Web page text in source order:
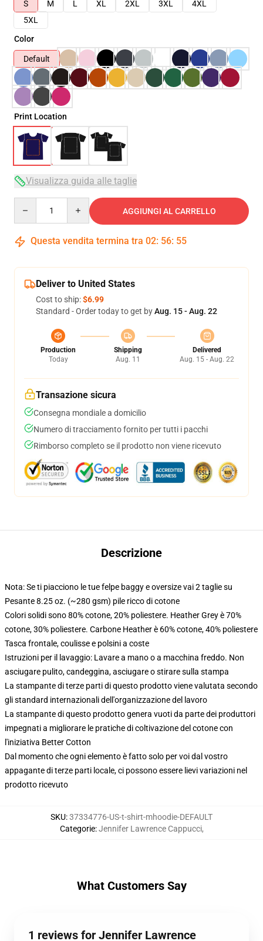
S
M L XL 2XL 3XL
4XL
5XL
Color
Default
Print Location
Visualizza guida alle taglie
AGGIUNGI AL CARRELLO
Questa vendita termina tra 02: 56: 54
Deliver to United States
Cost to ship:$6.99
Standard - Order today to get byAug. 15 - Aug. 22
Production
Today
Shipping
Aug. 11
Delivered
Aug. 15 - Aug. 22
Transazione sicura
Consegna mondiale a domicilio
Numero di tracciamento fornito per tutti i pacchi
Rimborso completo se il prodotto non viene ricevuto
Descrizione
Nota: Se ti piacciono le tue felpe baggy e oversize vai 2 taglie su
Pesante 8.25 oz. (~280 gsm) pile ricco di cotone
Colori solidi sono 80% cotone, 20% poliestere. Heather Grey è 70%
cotone, 30% poliestere. Carbone Heather è 60% cotone, 40% poliestere
Tasca frontale, coulisse e polsini a coste
Istruzioni per il lavaggio: Lavare a mano o a macchina freddo. Non
asciugare pulito, candeggina, asciugare o stirare sulla stampa
La stampante di terze parti di questo prodotto viene valutata secondo
gli standard internazionali dell'organizzazione del lavoro
La stampante di questo prodotto genera vuoti da parte dei produttori
impegnati a migliorare le pratiche di coltivazione del cotone con
l'iniziativa Better Cotton
Dal momento che ogni elemento è fatto solo per voi dal vostro
appagante di terze parti locale, ci possono essere lievi variazioni nel
prodotto ricevuto
SKU:37334776-US-t-shirt-mhoodie-DEFAULT
Categorie:Jennifer Lawrence Cappucci,
What Customers Say
1 reviews for Jennifer Lawrence